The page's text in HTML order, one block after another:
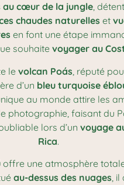
au cœur de la jungle,
chaudes naturelleset
en font une étape
souhaite voyager au
le volcan Poás , réputé
d’un bleu turquoise
au monde attire les
photographie, faisant du
lors d’un voyage
Rica.
offre une atmosphère
au-dessus des nuages, il